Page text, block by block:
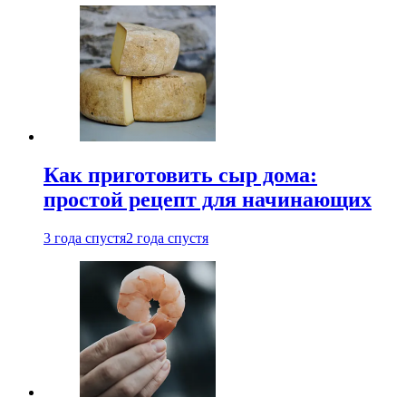
Как приготовить сыр дома:
простой рецепт для начинающих
3 года спустя2 года спустя